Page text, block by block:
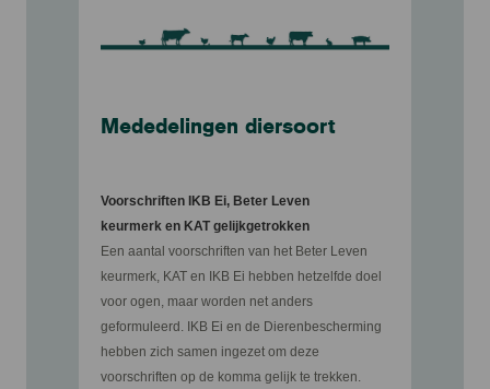
Mededelingen diersoort
Voorschriften IKB Ei, Beter Leven
keurmerk en KAT gelijkgetrokken
Een aantal voorschriften van het Beter Leven
keurmerk, KAT en IKB Ei hebben hetzelfde doel
voor ogen, maar worden net anders
geformuleerd. IKB Ei en de Dierenbescherming
hebben zich samen ingezet om deze
voorschriften op de komma gelijk te trekken.